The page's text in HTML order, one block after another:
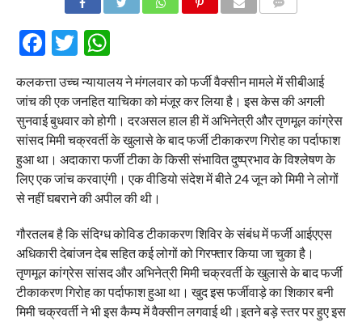
Facebook
Twitter
WhatsApp
कलकत्ता उच्च न्यायालय ने मंगलवार को फर्जी वैक्सीन मामले में सीबीआई
जांच की एक जनहित याचिका को मंजूर कर लिया है। इस केस की अगली
सुनवाई बुधवार को होगी। दरअसल हाल ही में अभिनेत्री और तृणमूल कांग्रेस
सांसद मिमी चक्रवर्ती के खुलासे के बाद फर्जी टीकाकरण गिरोह का पर्दाफाश
हुआ था। अदाकारा फर्जी टीका के किसी संभावित दुष्प्रभाव के विश्लेषण के
लिए एक जांच करवाएंगी। एक वीडियो संदेश में बीते 24 जून को मिमी ने लोगों
से नहीं घबराने की अपील की थी।
गौरतलब है कि संदिग्ध कोविड टीकाकरण शिविर के संबंध में फर्जी आईएएस
अधिकारी देबांजन देब सहित कई लोगों को गिरफ्तार किया जा चुका है।
तृणमूल कांग्रेस सांसद और अभिनेत्री मिमी चक्रवर्ती के खुलासे के बाद फर्जी
टीकाकरण गिरोह का पर्दाफाश हुआ था। खुद इस फर्जीवाड़े का शिकार बनी
मिमी चक्रवर्ती ने भी इस कैम्प में वैक्सीन लगवाई थी।इतने बड़े स्तर पर हुए इस